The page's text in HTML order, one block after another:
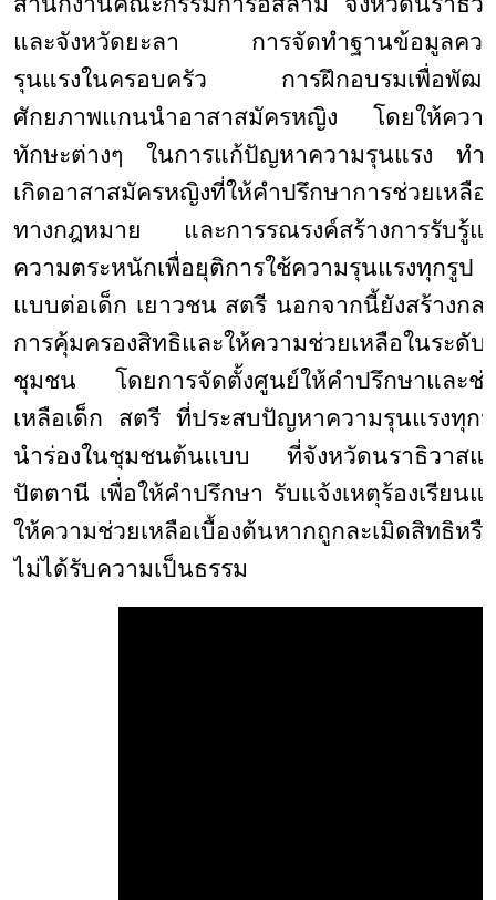
และจังหวัดยะลา การจัดทำฐานข้อมูลคว
รุนแรงในครอบครัว การฝึกอบรมเพื่อพัฒ
ศักยภาพแกนนำอาสาสมัครหญิง โดยให้ควา
ทักษะต่างๆ ในการแก้ปัญหาความรุนแรง ทำ
เกิดอาสาสมัครหญิงที่ให้คำปรึกษาการช่วยเหลือ
ทางกฎหมาย และการรณรงค์สร้างการรับรู้แ
ความตระหนักเพื่อยุติการใช้ความรุนแรงทุกรูป
แบบต่อเด็ก เยาวชน สตรี นอกจากนี้ยังสร้างกล
การคุ้มครองสิทธิและให้ความช่วยเหลือในระดับ
ชุมชน โดยการจัดตั้งศูนย์ให้คำปรึกษาและช่
เหลือเด็ก สตรี ที่ประสบปัญหาความรุนแรงทุก
นำร่องในชุมชนต้นแบบ ที่จังหวัดนราธิวาสแ
ปัตตานี เพื่อให้คำปรึกษา รับแจ้งเหตุร้องเรียนแ
ให้ความช่วยเหลือเบื้องต้นหากถูกละเมิดสิทธิหรือ
ไม่ได้รับความเป็นธรรม